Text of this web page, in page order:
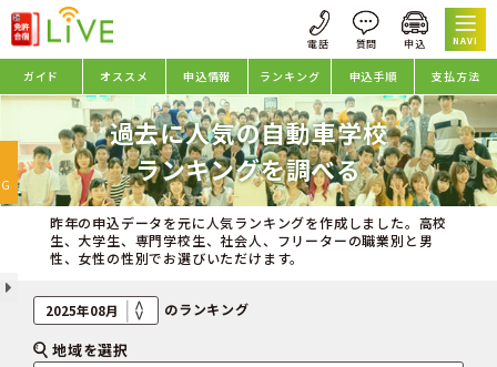
NAVI
ガイド オススメ 申込情報 ランキング 申込手順 支払方法
過去に人気の自動車学校
ランキングを調べる
昨年の申込データを元に人気ランキングを作成しました。高校
生、大学生、専門学校生、社会人、フリーターの職業別と男
性、女性の性別でお選びいただけます。
のランキング
地域を選択